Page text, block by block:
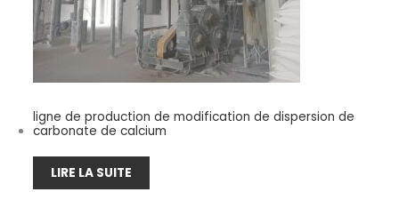
ligne de production de modification de dispersion de
carbonate de calcium
LIRE LA SUITE